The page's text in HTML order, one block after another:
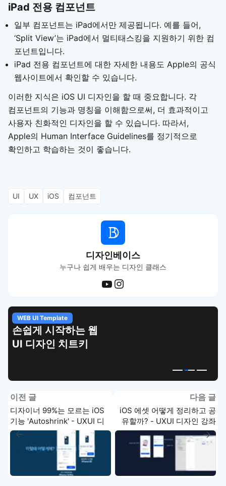
iPad 전용 컴포넌트
일부 컴포넌트는 iPad에서만 제공됩니다. 예를 들어,
‘Split View’는 iPad에서 멀티태스킹을 지원하기 위한 컴
포넌트입니다.
iPad 전용 컴포넌트에 대한 자세한 내용도 Apple의 공식
웹사이트에서 확인할 수 있습니다.
이러한 지식은 iOS UI 디자인을 할 때 중요합니다. 각
컴포넌트의 기능과 명칭을 이해함으로써, 더 효과적이고
사용자 친화적인 디자인을 할 수 있습니다. 따라서,
Apple의 Human Interface Guidelines를 정기적으로
확인하고 학습하는 것이 좋습니다.
UI UX iOS 컴포넌트
디자인베이스
누구나 쉽게 배우는 디자인 클래스
WEB UI Template
손쉽게 시작하는 웹
UI 디자인 치트키
이전 글
디자이너 99%는 모르는 iOS
기능 'Autoshrink' - UXUI 디
자인 강좌 4-5
다음 글
iOS 에셋 어떻게 정리하고 공
유할까? - UXUI 디자인 강좌
4-7